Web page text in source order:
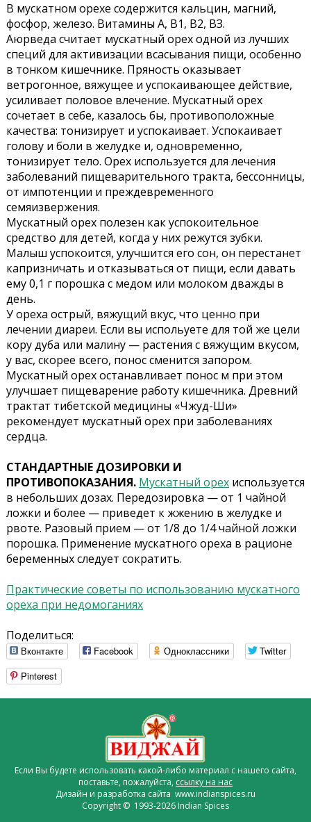
В мускатном орехе содержится кальцин, магний,
фосфор, железо. Витамины А, В1, В2, ВЗ.
Аюрведа считает мускатный орех одной из лучших
специй для активизации всасывания пищи, особенно
в тонком кишечнике. Пряность оказывает
ветрогонное, вяжущее и успокаивающее действие,
усиливает половое влечение. Мускатный орех
сочетает в себе, казалось бы, противоположные
качества: тонизирует и успокаивает. Успокаивает
голову и боли в желудке и, одновременно,
тонизирует тело. Орех используется для лечения
заболеваний пищеварительного тракта, бессонницы,
от импотенции и преждевременного
семяизвержения.
Мускатный орех полезен как успокоительное
средство для детей, когда у них режутся зубки.
Малыш успокоится, улучшится его сон, он перестанет
капризничать и отказываться от пищи, если давать
ему 0,1 г порошка с медом или молоком дважды в
день.
У ореха острый, вяжущий вкус, что ценно при
лечении диареи. Если вы испольуете для той же цели
кору дуба или малину — растения с вяжущим вкусом,
у вас, скорее всего, понос сменится запором.
Мускатный орех останавливает понос м при этом
улучшает пищеварение работу кишечника. Древний
трактат тибетской медицины «Чжуд-Ши»
рекомендует мускатный орех при заболеваниях
сердца.
СТАНДАРТНЫЕ ДОЗИРОВКИ И
ПРОТИВОПОКАЗАНИЯ. Мускатный орехиспользуется
в небольших дозах. Передозировка — от 1 чайной
ложки и более — приведет к жжению в желудке и
рвоте. Разовый прием — от 1/8 до 1/4 чайной ложки
порошка. Применение мускатного ореха в рационе
беременных следует сократить.
Практические советы по использованию мускатного
ореха при недомоганиях
Поделиться:
Вконтакте Facebook Одноклассники
Twitter
Pinterest
Если Вы будете использовать какой-либо материал с нашего сайта,
поставьте, пожалуйста, ссылку на нас
Дизайн и разработка сайта www.indianspices.ru
Copyright © 1993-2026 Indian Spices